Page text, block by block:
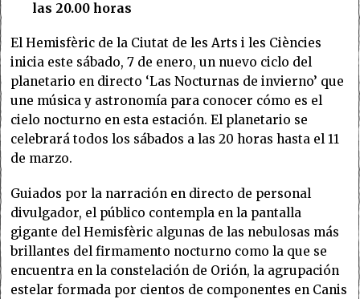
las 20.00 horas
El Hemisfèric de la Ciutat de les Arts i les Ciències
inicia este sábado, 7 de enero, un nuevo ciclo del
planetario en directo ‘Las Nocturnas de invierno’ que
une música y astronomía para conocer cómo es el
cielo nocturno en esta estación. El planetario se
celebrará todos los sábados a las 20 horas hasta el 11
de marzo.
Guiados por la narración en directo de personal
divulgador, el público contempla en la pantalla
gigante del Hemisfèric algunas de las nebulosas más
brillantes del firmamento nocturno como la que se
encuentra en la constelación de Orión, la agrupación
estelar formada por cientos de componentes en Canis